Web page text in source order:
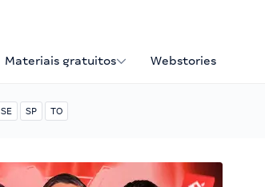
Materiais gratuitos Webstories
SE SP TO